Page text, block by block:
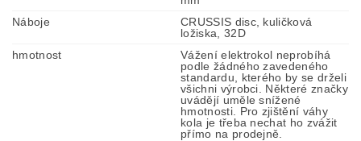
Náboje
CRUSSIS disc, kuličková
ložiska, 32D
hmotnost
Vážení elektrokol neprobíhá
podle žádného zavedeného
standardu, kterého by se drželi
všichni výrobci. Některé značky
uvádějí uměle snížené
hmotnosti. Pro zjištění váhy
kola je třeba nechat ho zvážit
přímo na prodejně.